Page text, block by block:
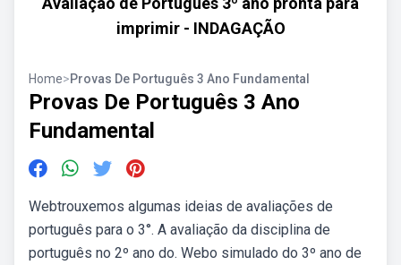
imprimir - INDAGAÇÃO
Home>Provas De Português 3 Ano Fundamental
Provas De Português 3 Ano
Fundamental
Webtrouxemos algumas ideias de avaliações de
português para o 3°. A avaliação da disciplina de
português no 2º ano do. Webo simulado do 3º ano de